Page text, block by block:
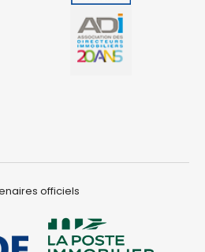
officiels